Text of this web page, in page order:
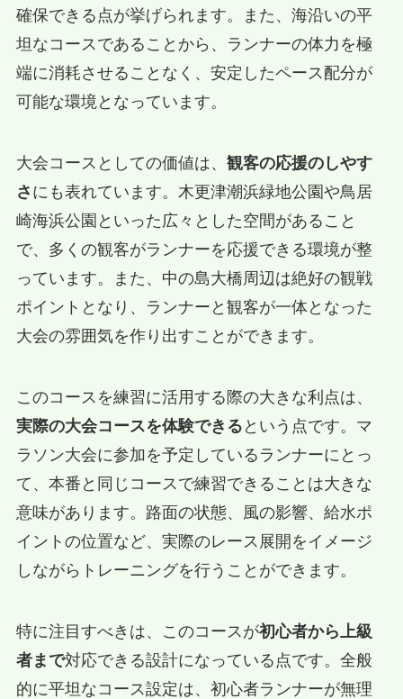
確保できる点が挙げられます。また、海沿いの平
坦なコースであることから、ランナーの体力を極
端に消耗させることなく、安定したペース配分が
可能な環境となっています。
大会コースとしての価値は、 観客の応援のしやす
さ にも表れています。木更津潮浜緑地公園や鳥居
崎海浜公園といった広々とした空間があること
で、多くの観客がランナーを応援できる環境が整
っています。また、中の島大橋周辺は絶好の観戦
ポイントとなり、ランナーと観客が一体となった
大会の雰囲気を作り出すことができます。
このコースを練習に活用する際の大きな利点は、
実際の大会コースを体験できる という点です。マ
ラソン大会に参加を予定しているランナーにとっ
て、本番と同じコースで練習できることは大きな
意味があります。路面の状態、風の影響、給水ポ
イントの位置など、実際のレース展開をイメージ
しながらトレーニングを行うことができます。
特に注目すべきは、このコースが初心者から上級
者まで対応できる設計になっている点です。全般
的に平坦なコース設定は、初心者ランナーが無理